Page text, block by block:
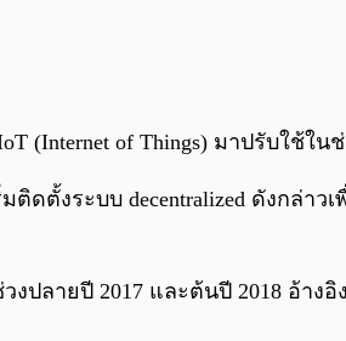
(Internet of Things) มาปรับใช้ใน
ดตั้งระบบ decentralized ดังกล่าว
ปลายปี 2017 และต้นปี 2018 อ้าง